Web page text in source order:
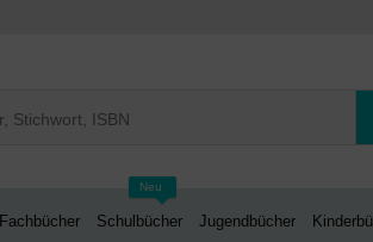
Fachbücher
Neu
Schulbücher Jugendbücher